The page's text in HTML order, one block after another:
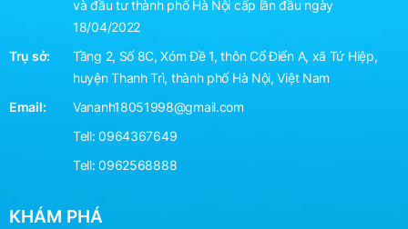
và đầu tư thành phố Hà Nội cấp lần đầu ngày
18/04/2022
Trụ sở:
Tầng 2, Số 8C, Xóm Đề 1, thôn Cổ Điển A, xã Tứ Hiệp,
huyện Thanh Trì, thành phố Hà Nội, Việt Nam
Email:
Vananh18051998@gmail.com
Tell:0964367649
Tell:0962568888
KHÁM PHÁ